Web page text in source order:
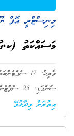
މިނިސްޓްރީ އޮފް
މަސައްކަތު
ތާރީޚު: 17 ސެޕްޓެންބަރު 2018
ސުންގަޑި: 25 ސެޕްޓެންބަރު 2018 13:00
އިތުރަށް ވިދާޅުވޭ